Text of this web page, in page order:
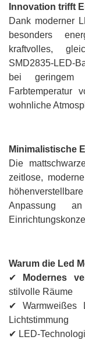
Innovation trifft
Dank moderner
besonders
kraftvolles,
SMD2835-LED-
bei geringem
Farbtemperatur
wohnliche
Minimalistische
Die
zeitlose,
Anpassung
Warum die Led
✔
Modernes
stilvolle Räume
✔ Warmweißes
Lichtstimmung
✔ LED-